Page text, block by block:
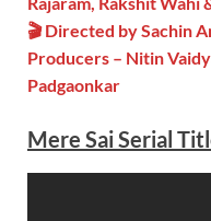
🎬 Directed by Sachin
Producers – Nitin
Padgaonkar
Mere SaiSerial